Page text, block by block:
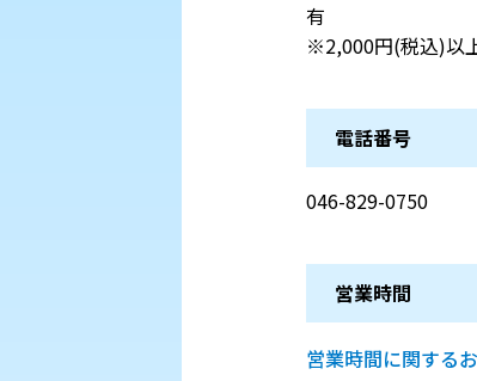
有
※2,000円(税込)以
電話番号
046-829-0750
営業時間
営業時間に関する